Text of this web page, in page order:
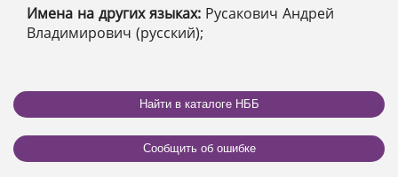
Имена на других языках: Русакович Андрей
Владимирович (русский);
Найти в каталоге НББ
Сообщить об ошибке